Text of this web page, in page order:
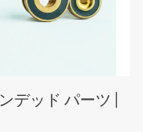
デッド パーツ |